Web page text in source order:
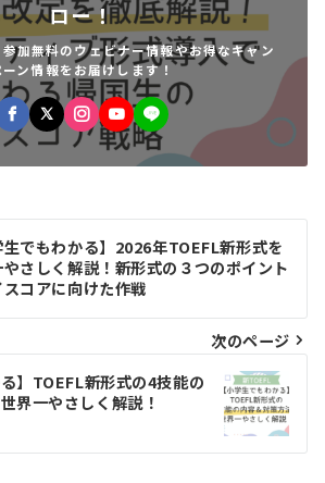
ロー！
加無料のウェビナー情報やお得なキャン
ーン情報をお届けします！
生でもわかる】2026年TOEFL新形式を
さしく解説！新形式の３つのポイント
スコアに向けた作戦
次のページ
る】TOEFL新形式の4技能の
界一やさしく解説！